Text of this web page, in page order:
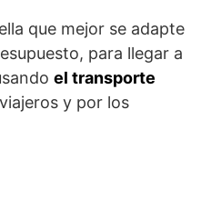
que mejor se adapte
para llegar a
el transporte
y por los